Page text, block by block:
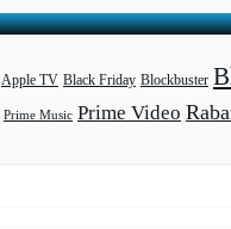
Apple TV Black Friday Blockbuster
Prime Music Prime Video